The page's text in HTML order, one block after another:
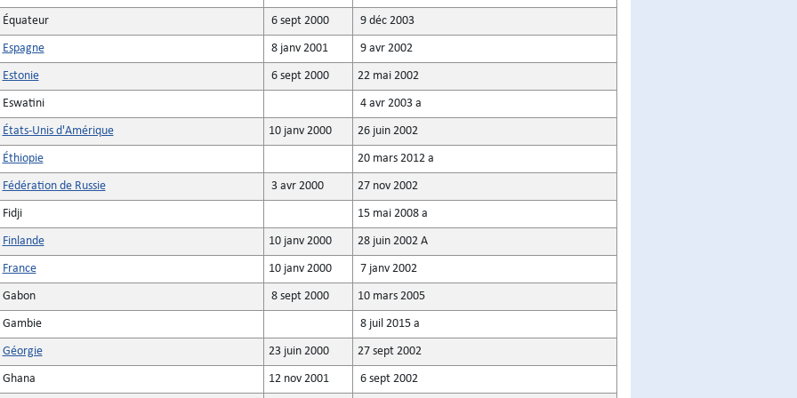
Équateur 6 sept 2000 9 déc 2003
Espagne 8 janv 2001 9 avr 2002
Estonie 6 sept 2000 22 mai 2002
Eswatini 4 avr 2003 a
États-Unis d'Amérique 10 janv 2000 26 juin 2002
Éthiopie 20 mars 2012 a
Fédération de Russie 3 avr 2000 27 nov 2002
Fidji 15 mai 2008 a
Finlande 10 janv 2000 28 juin 2002 A
France 10 janv 2000 7 janv 2002
Gabon 8 sept 2000 10 mars 2005
Gambie 8 juil 2015 a
Géorgie 23 juin 2000 27 sept 2002
Ghana 12 nov 2001 6 sept 2002